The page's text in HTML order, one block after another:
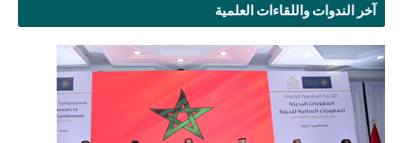
آخر الندوات واللقاءات العلمية